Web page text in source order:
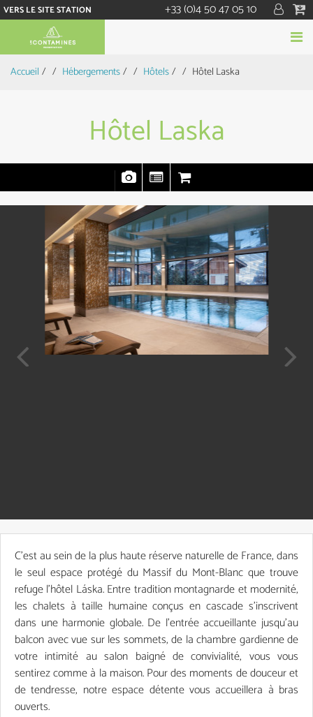
VERS LE SITE STATION +33 (0)4 50 47 05 10
Accueil / Hébergements/ Hôtels/ Hôtel Laska
Hôtel Laska
C’est au sein de la plus haute réserve naturelle de France, dans
le seul espace protégé du Massif du Mont-Blanc que trouve
refuge l'hôtel Láska. Entre tradition montagnarde et modernité,
les chalets à taille humaine conçus en cascade s’inscrivent
dans une harmonie globale. De l’entrée accueillante jusqu’au
balcon avec vue sur les sommets, de la chambre gardienne de
votre intimité au salon baigné de convivialité, vous vous
sentirez comme à la maison. Pour des moments de douceur et
de tendresse, notre espace détente vous accueillera à bras
ouverts.